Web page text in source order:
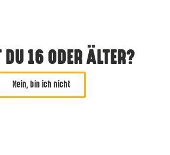
16 ODER ÄLTER?
Nein, bin ich nicht